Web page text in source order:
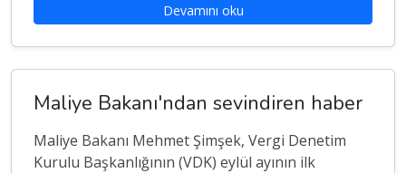
Devamını oku
Maliye Bakanı'ndan sevindiren haber
Maliye Bakanı Mehmet Şimşek, Vergi Denetim
Kurulu Başkanlığının (VDK) eylül ayının ilk